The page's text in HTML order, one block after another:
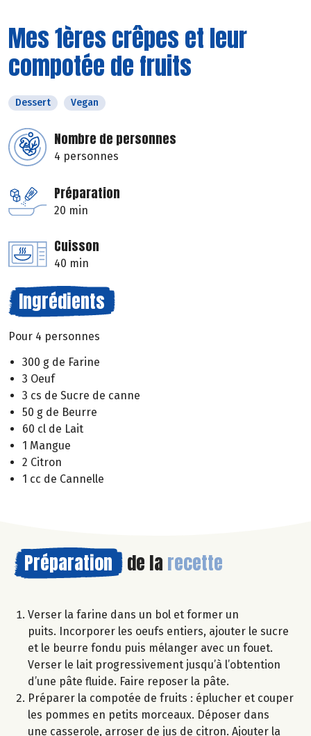
Mes 1ères crêpes et leur
compotée de fruits
Dessert Vegan
Nombre de personnes
4 personnes
Préparation
20 min
Cuisson
40 min
Ingrédients
Pour 4 personnes
300 g de Farine
3 Oeuf
3 cs de Sucre de canne
50 g de Beurre
60 cl de Lait
1 Mangue
2 Citron
1 cc de Cannelle
Préparation de la recette
Verser la farine dans un bol et former un
puits. Incorporer les oeufs entiers, ajouter le sucre
et le beurre fondu puis mélanger avec un fouet.
Verser le lait progressivement jusqu’à l’obtention
d’une pâte fluide. Faire reposer la pâte.
Préparer la compotée de fruits : éplucher et couper
les pommes en petits morceaux. Déposer dans
une casserole, arroser de jus de citron. Ajouter la